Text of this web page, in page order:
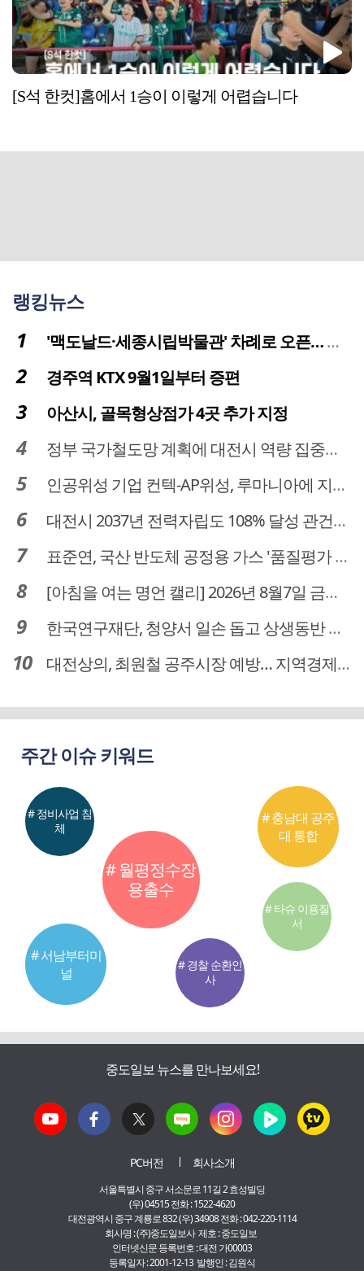
[S석 한컷]홈에서 1승이 이렇게 어렵습니다
랭킹뉴스
'맥도날드·세종시립박물관' 차례로 오픈… 고운동 정주여건 좋아진다
경주역 KTX 9월1일부터 증편
아산시, 골목형상점가 4곳 추가 지정
정부 국가철도망 계획에 대전시 역량 집중해야
인공위성 기업 컨텍-AP위성, 루마니아에 지상국 시스템 전수
대전시 2037년 전력자립도 108% 달성 관건은 '주민 수용성'
표준연, 국산 반도체 공정용 가스 '품질평가 체계' 구축
[아침을 여는 명언 캘리] 2026년 8월7일 금요일
한국연구재단, 청양서 일손 돕고 상생동반 친구맺기 봉사활동
대전상의, 최원철 공주시장 예방… 지역경제 협력방안 논의
주간 이슈 키워드
# 월평정수장
용출수
# 서남부터미
널
# 충남대 공주
대 통합
# 정비사업 침
체
# 경찰 순환인
사
# 타슈 이용질
서
중도일보 뉴스를 만나보세요!
PC버전 회사소개
서울특별시 중구 서소문로 11길 2 효성빌딩
(우) 04515 전화 : 1522-4620
대전광역시 중구 계룡로 832 (우) 34908 전화 : 042-220-1114
회사명 : (주)중도일보사 제호 : 중도일보
인터넷신문 등록번호 : 대전 가00003
등록일자 : 2001-12-13 발행인 : 김원식